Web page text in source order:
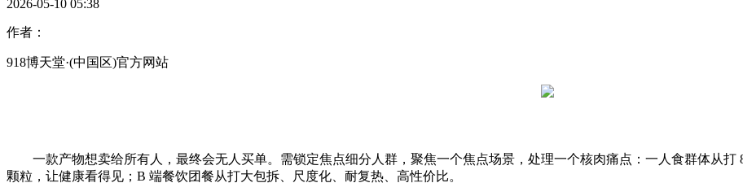
2026-05-10 05:38
作者：
918博天堂·(中国区)官方网站
一款产物想卖给所有人，最终会无人买单。需锁定焦点细分人群，聚焦一个焦点场景，处理一个核肉痛点：一人食群体从打
颗粒，让健康看得见；B 端餐饮团餐从打大包拆、尺度化、耐复热、高性价比。